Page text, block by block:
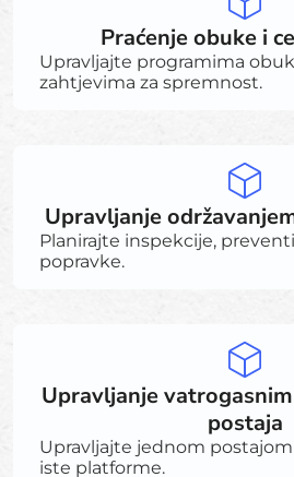
Praćenje obuke i
Upravljajte programima
zahtjevima za spremnost.
Upravljanje
Planirajte inspekcije,
popravke.
Upravljanje
postaja
Upravljajte jednom postajom
iste platforme.